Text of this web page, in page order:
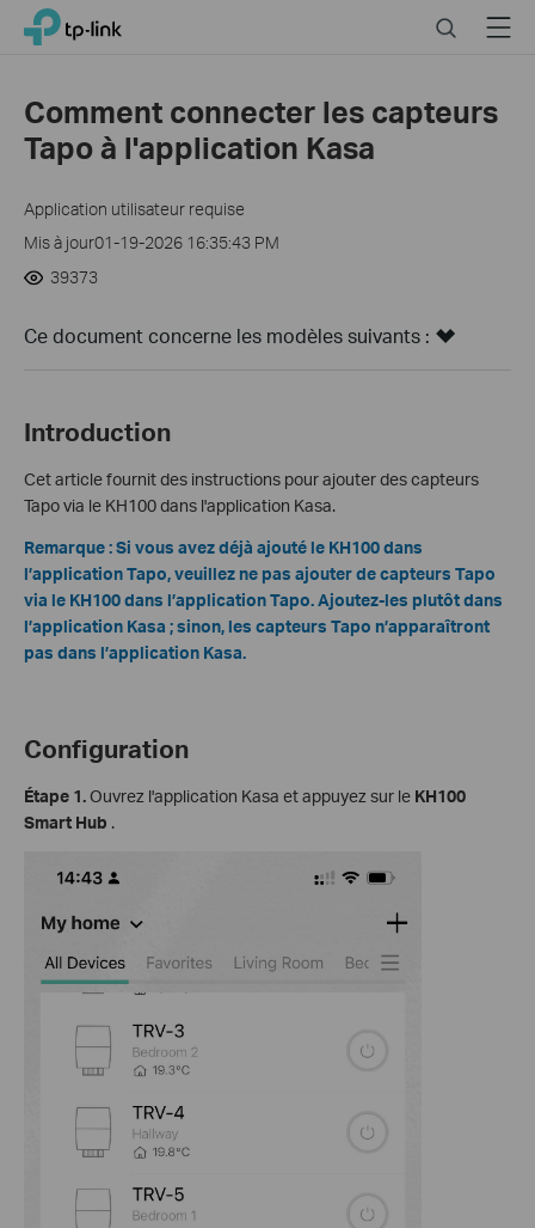
Click
navigation
bar
TP-Link, Reliably Smart SearchMenu
Comment connecter les capteurs
Tapo à l'application Kasa
Application utilisateur requise
Mis à jour01-19-2026 16:35:43 PM
39373
Ce document concerne les modèles suivants :
Introduction
Cet article fournit des instructions pour ajouter des capteurs
Tapo via le KH100 dans l'application Kasa.
Remarque : Si vous avez déjà ajouté le KH100 dans
l’application Tapo, veuillez ne pas ajouter de capteurs Tapo
via le KH100 dans l’application Tapo. Ajoutez-les plutôt dans
l’application Kasa ; sinon, les capteurs Tapo n’apparaîtront
pas dans l’application Kasa.
Configuration
Étape 1.Ouvrez l'application Kasa et appuyez sur le KH100
Smart Hub .